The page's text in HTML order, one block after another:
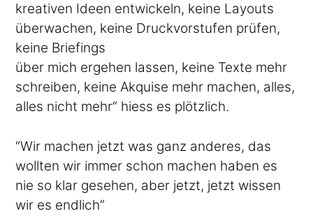
kreativen Ideen entwickeln, keine Layouts
überwachen, keine Druckvorstufen prüfen,
keine Briefings
über mich ergehen lassen, keine Texte mehr
schreiben, keine Akquise mehr machen, alles,
alles nicht mehr” hiess es plötzlich.
“Wir machen jetzt was ganz anderes, das
wollten wir immer schon machen haben es
nie so klar gesehen, aber jetzt, jetzt wissen
wir es endlich”